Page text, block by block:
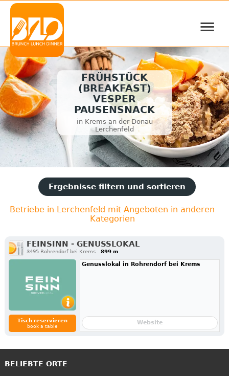
≡
FRÜHSTÜCK
(BREAKFAST)
VESPER
PAUSENSNACK
in Krems an der Donau
Lerchenfeld
Ergebnisse filtern und sortieren
Betriebe in Lerchenfeld mit Angeboten in anderen
Kategorien
FEINSINN - GENUSSLOKAL
3495 Rohrendorf bei Krems 899 m
Tisch reservieren
book a table
Genusslokal in Rohrendorf bei Krems
Website
BELIEBTE ORTE